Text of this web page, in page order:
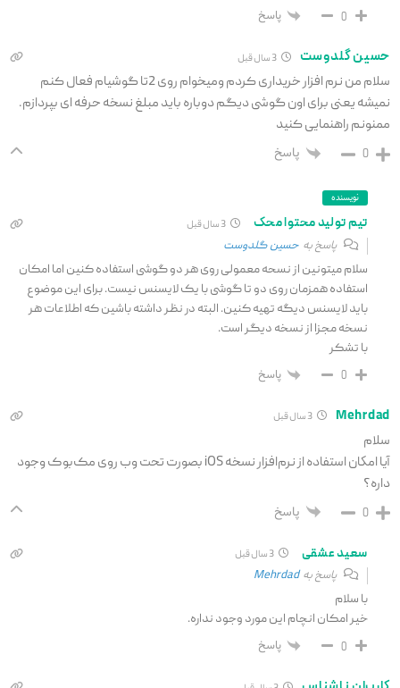
0 پاسخ
حسین گلدوست
سلام من نرم افزار خریداری کردم ومیخوام روی 2تا گوشیام فعال کنم
نمیشه یعنی برای اون گوشی دیگم دوباره باید مبلغ نسخه حرفه ای بپردازم.
ممنونم راهنمایی کنید
0 پاسخ
نویسنده
تیم تولید محتوا محک 3 سال قبل
پاسخ به حسین گلدوست
سلام میتونین از نسحه معمولی روی هر دو گوشی استفاده کنین اما امکان
استفاده همزمان روی دو تا گوشی با یک لایسنس نیست. برای این موضوع
باید لایسنس دیگه تهیه کنین. البته در نظر داشته باشین که اطلاعات هر
نسخه مجزا از نسخه دیگر است.
با تشکر
0 پاسخ
Mehrdad
سلام
آیا امكان استفاده از نرم‌افزار نسخه iOS بصورت تحت وب روی مک‌بوک وجود
داره؟
0 پاسخ
سعید عشقی 3 سال قبل
پاسخ بهMehrdad
با سلام
خیر امکان انچام این مورد وجود نداره.
0 پاسخ